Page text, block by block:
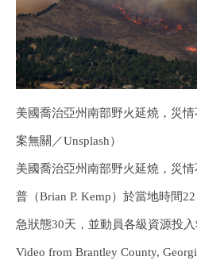
美國喬治亞州南部野火延燒，災
案無關／Unsplash）
美國喬治亞州南部野火延燒，災
普（Brian P. Kemp）於當地時間
急狀態30天，並動員各級資源投入
Video from Brantley County,